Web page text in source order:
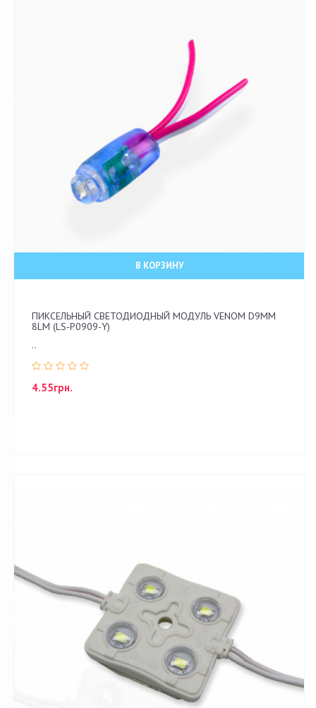
В КОРЗИНУ
ПИКСЕЛЬНЫЙ СВЕТОДИОДНЫЙ МОДУЛЬ VENOM D9ММ
8LM (LS-P0909-Y)
..
4.55грн.